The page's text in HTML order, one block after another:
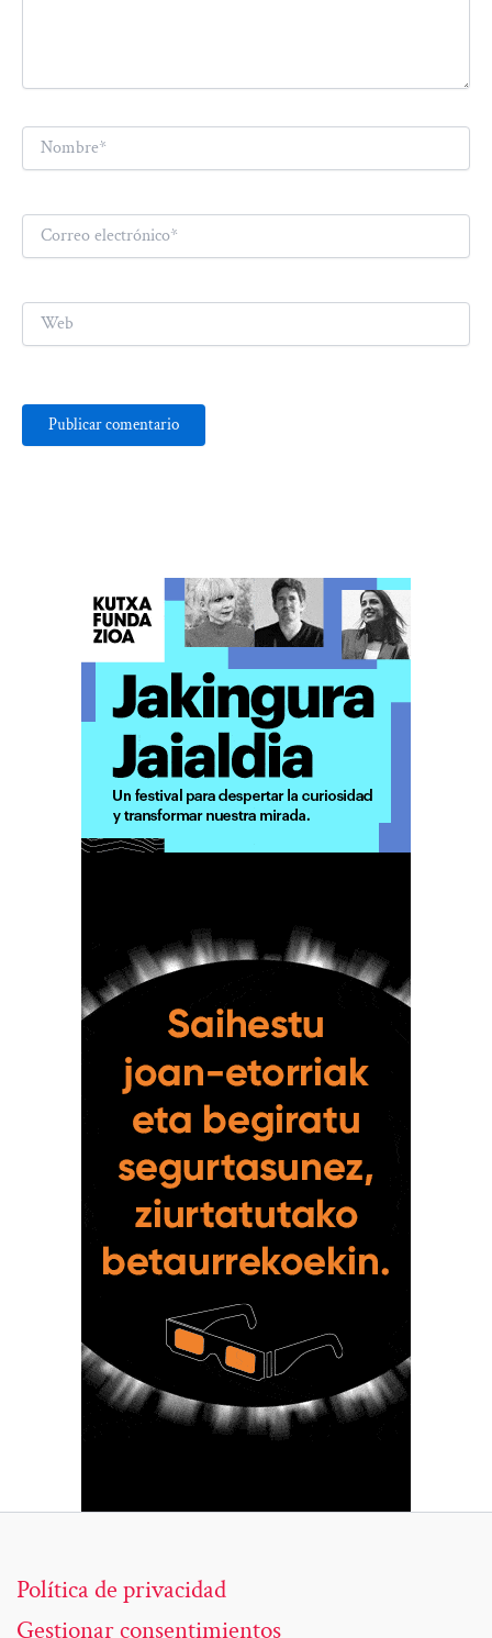
Nombre*
Correo
electrónico*
Web
Política de privacidad
Gestionar consentimientos